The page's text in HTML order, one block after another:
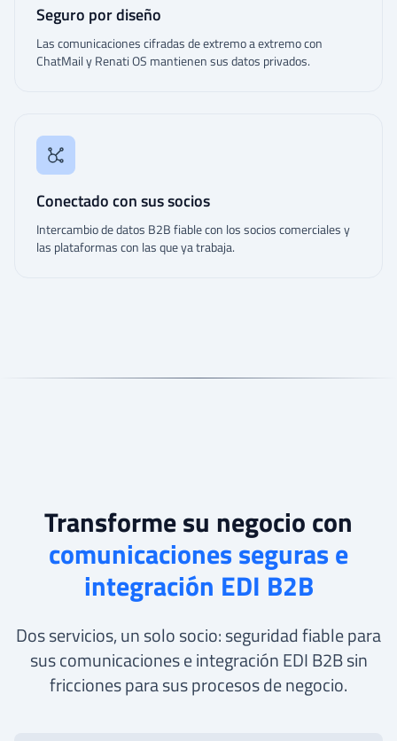
Seguro por diseño
Las comunicaciones cifradas de extremo a extremo con
ChatMail y Renati OS mantienen sus datos privados.
Conectado con sus socios
Intercambio de datos B2B fiable con los socios comerciales y
las plataformas con las que ya trabaja.
Transforme su negocio con
comunicaciones seguras e
integración EDI B2B
Dos servicios, un solo socio: seguridad fiable para
sus comunicaciones e integración EDI B2B sin
fricciones para sus procesos de negocio.